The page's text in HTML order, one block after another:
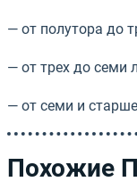
— от полутора до
— от трех до семи
— от семи и
Похожие